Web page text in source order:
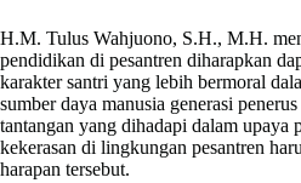
H.M. Tulus Wahjuono, S.H., M.H.
pendidikan di pesantren diharapkan
karakter santri yang lebih bermoral
sumber daya manusia generasi
tantangan yang dihadapi dalam upaya
kekerasan di lingkungan pesantren
harapan tersebut.